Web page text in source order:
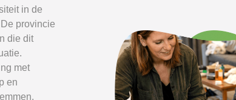
in de
provincie
die dit
met
en